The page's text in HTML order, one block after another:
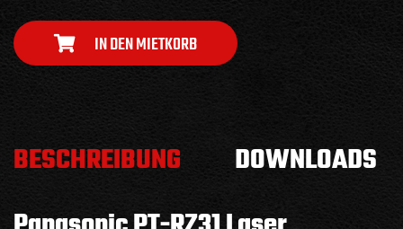
IN DEN MIETKORB
BESCHREIBUNG
DOWNLOADS